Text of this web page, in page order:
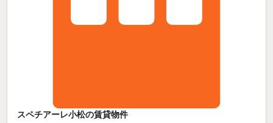
スペチアーレ小松の賃貸物件